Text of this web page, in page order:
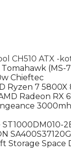
CH510 ATX -
Tomahawk (MS-
Chieftec
Ryzen 7 5800X
Radeon RX
Storage Space